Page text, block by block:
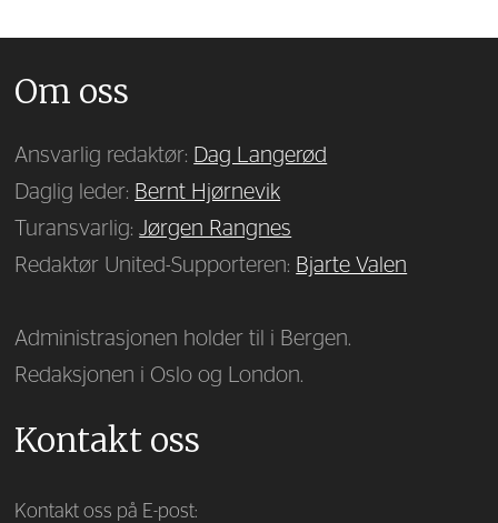
Om oss
Ansvarlig redaktør: Dag Langerød
Daglig leder: Bernt Hjørnevik
Turansvarlig:Jørgen Rangnes
Redaktør United-Supporteren: Bjarte Valen
Administrasjonen holder til i Bergen.
Redaksjonen i Oslo og London.
Kontakt oss
Kontakt oss på E-post: